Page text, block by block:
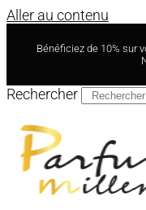
Aller au contenu
Bénéficiez de 10% sur
Rechercher